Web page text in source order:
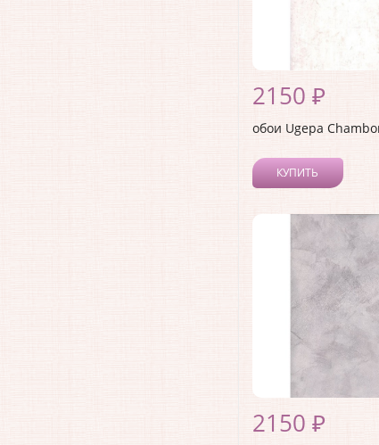
2150 ₽
обои Ugepa
КУПИТЬ
2150 ₽